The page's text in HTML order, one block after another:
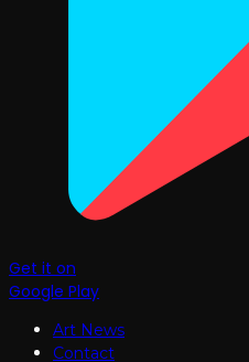
Get it on
Google Play
Art News
Contact